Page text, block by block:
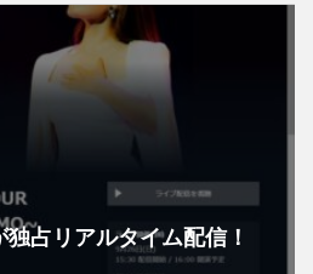
占リアルタイム配信！